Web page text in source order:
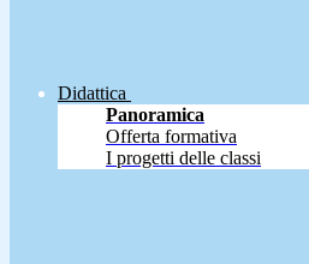
Didattica
Panoramica
Offerta formativa
I progetti delle classi